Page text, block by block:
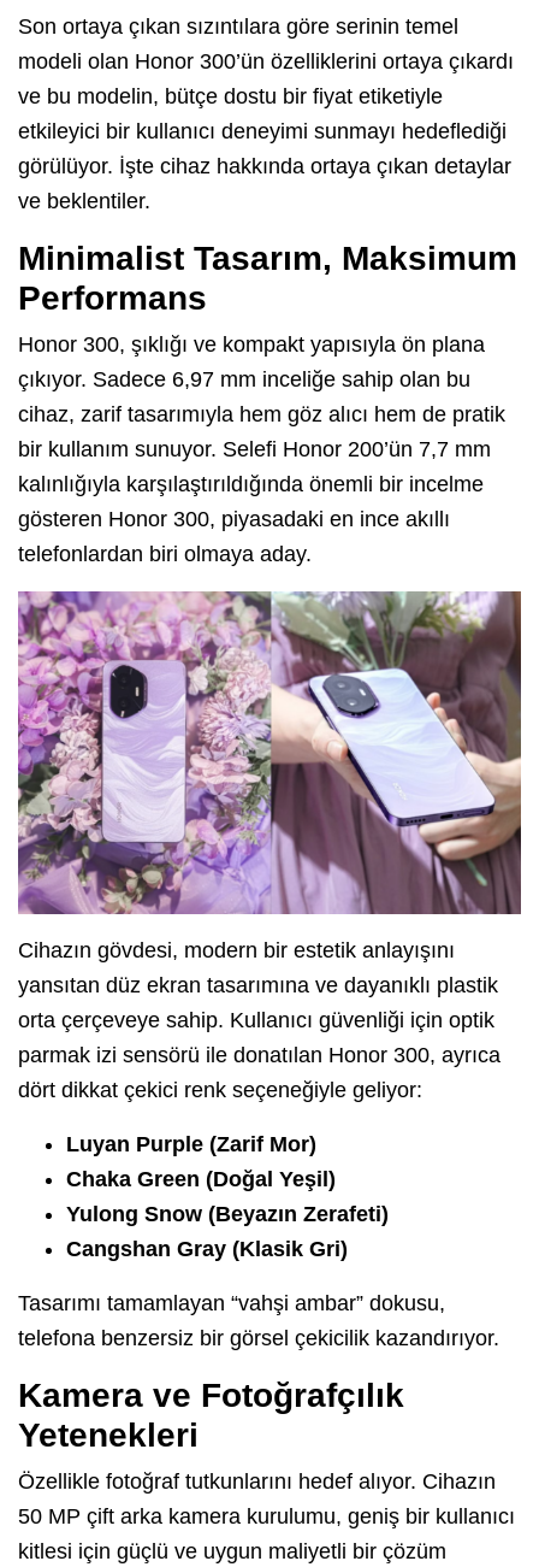
Son ortaya çıkan sızıntılara göre serinin temel
modeli olan Honor 300’ün özelliklerini ortaya çıkardı
ve bu modelin, bütçe dostu bir fiyat etiketiyle
etkileyici bir kullanıcı deneyimi sunmayı hedeflediği
görülüyor. İşte cihaz hakkında ortaya çıkan detaylar
ve beklentiler.
Minimalist Tasarım, Maksimum
Performans
Honor 300, şıklığı ve kompakt yapısıyla ön plana
çıkıyor. Sadece 6,97 mm inceliğe sahip olan bu
cihaz, zarif tasarımıyla hem göz alıcı hem de pratik
bir kullanım sunuyor. Selefi Honor 200’ün 7,7 mm
kalınlığıyla karşılaştırıldığında önemli bir incelme
gösteren Honor 300, piyasadaki en ince akıllı
telefonlardan biri olmaya aday.
Cihazın gövdesi, modern bir estetik anlayışını
yansıtan düz ekran tasarımına ve dayanıklı plastik
orta çerçeveye sahip. Kullanıcı güvenliği için optik
parmak izi sensörü ile donatılan Honor 300, ayrıca
dört dikkat çekici renk seçeneğiyle geliyor:
Luyan Purple (Zarif Mor)
Chaka Green (Doğal Yeşil)
Yulong Snow (Beyazın Zerafeti)
Cangshan Gray (Klasik Gri)
Tasarımı tamamlayan “vahşi ambar” dokusu,
telefona benzersiz bir görsel çekicilik kazandırıyor.
Kamera ve Fotoğrafçılık
Yetenekleri
Özellikle fotoğraf tutkunlarını hedef alıyor. Cihazın
50 MP çift arka kamera kurulumu, geniş bir kullanıcı
kitlesi için güçlü ve uygun maliyetli bir çözüm